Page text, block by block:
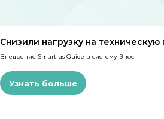
Снизили нагрузку на
Внедрение Smartius Guide в систему Эпос
Узнать больше